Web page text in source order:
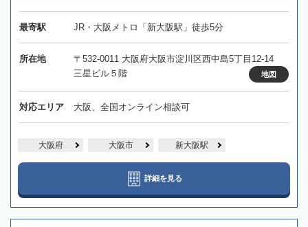
最寄駅 JR・大阪メトロ「新大阪駅」徒歩5分
所在地
〒532-0011 大阪府大阪市淀川区西中島5丁目12-14
三星ビル５階
地図
対応エリア 大阪、全国オンライン相談可
大阪府 大阪市 新大阪駅
詳細を見る